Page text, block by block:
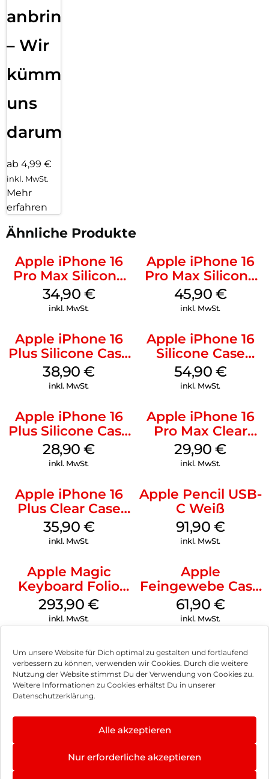
Um unsere Website für Dich optimal zu gestalten und fortlaufend
verbessern zu können, verwenden wir Cookies. Durch die weitere
Nutzung der Website stimmst Du der Verwendung von Cookies zu.
Weitere Informationen zu Cookies erhältst Du in unserer
Datenschutzerklärung.
Alle akzeptieren
Nur erforderliche akzeptieren
anbringen
– Wir
kümmern
uns
darum!
ab 4,99 €
inkl. MwSt.
Mehr
erfahren
Ähnliche Produkte
Apple iPhone 16
Pro Max Silicone
Case MagSafe
Denim
34,90 €
inkl. MwSt.
Apple iPhone 16
Pro Max Silicone
Case MagSafe
Ultramarine
45,90 €
inkl. MwSt.
Apple iPhone 16
Plus Silicone Case
MagSafe Denim
38,90€
inkl. MwSt.
Apple iPhone 16
Silicone Case
MagSafe Lake
Green
54,90 €
inkl. MwSt.
Apple iPhone 16
Plus Silicone Case
MagSafe Black
28,90€
inkl. MwSt.
Apple iPhone 16
Pro Max Clear
Case MagSafe
Transparent
29,90€
inkl. MwSt.
Apple iPhone 16
Plus Clear Case
MagSafe
Transparent
35,90 €
inkl. MwSt.
Apple Pencil USB-
C Weiß
91,90 €
inkl. MwSt.
Apple Magic
Keyboard Folio
iPad 10.9″ (10.Gen.)
Weiß
293,90€
inkl. MwSt.
Apple
Feingewebe Case
iPhone 15 Pro
MagSafe Schwarz
61,90 €
inkl. MwSt.
Impressum
Hinweis zur Batterieentsorgung